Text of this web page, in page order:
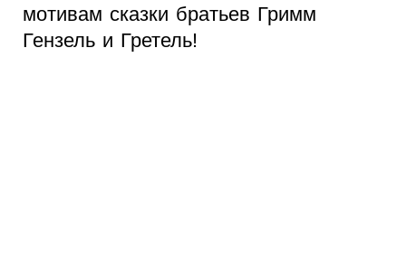
мотивам сказки братьев Гримм
Гензель и Гретель!